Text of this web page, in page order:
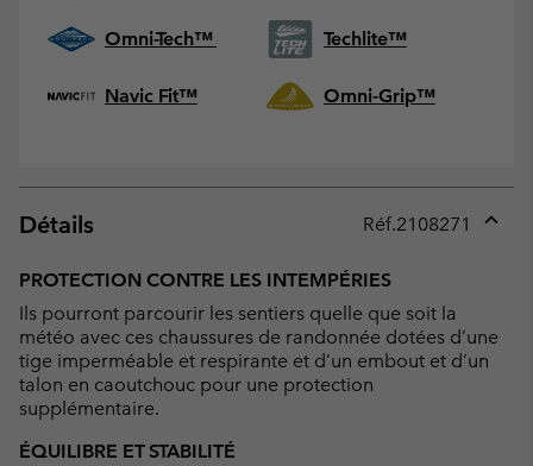
Omni-Tech™ Techlite™
Navic Fit™ Omni-Grip™
Détails Réf.2108271
PROTECTION CONTRE LES INTEMPÉRIES
Ils pourront parcourir les sentiers quelle que soit la
météo avec ces chaussures de randonnée dotées d’une
tige imperméable et respirante et d’un embout et d’un
talon en caoutchouc pour une protection
supplémentaire.
ÉQUILIBRE ET STABILITÉ